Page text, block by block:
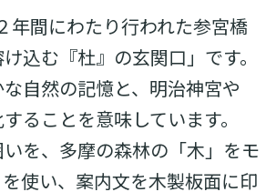
年間にわたり行われた参宮橋
込む『杜』の玄関口」です。
自然の記憶と、明治神宮や
ることを意味しています。
を、多摩の森林の「木」をモ
使い、案内文を木製板面に印